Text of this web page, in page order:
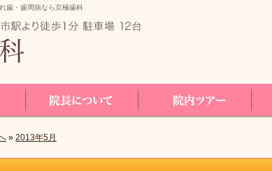
歯・歯周病なら京極歯科
» 2013年5月